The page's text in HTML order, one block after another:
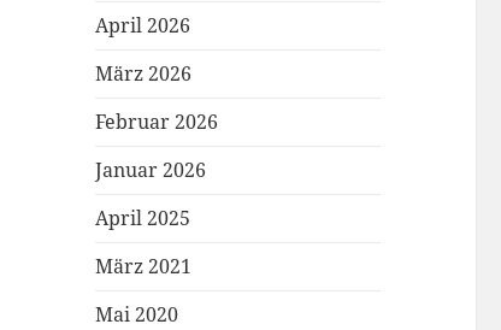
April 2026
März 2026
Februar 2026
Januar 2026
April 2025
März 2021
Mai 2020